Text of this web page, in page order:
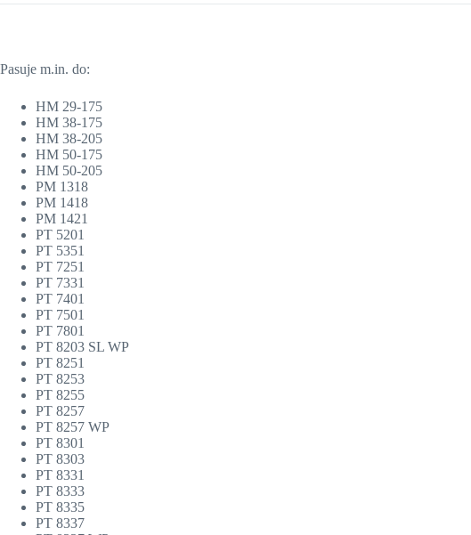
Pasuje m.in. do:
HM 29-175
HM 38-175
HM 38-205
HM 50-175
HM 50-205
PM 1318
PM 1418
PM 1421
PT 5201
PT 5351
PT 7251
PT 7331
PT 7401
PT 7501
PT 7801
PT 8203 SL WP
PT 8251
PT 8253
PT 8255
PT 8257
PT 8257 WP
PT 8301
PT 8303
PT 8331
PT 8333
PT 8335
PT 8337